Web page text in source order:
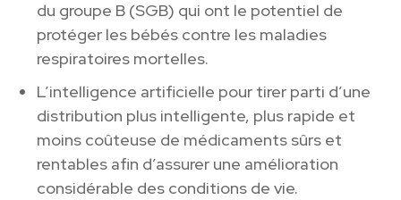
du groupe B (SGB) qui ont le potentiel de
protéger les bébés contre les maladies
respiratoires mortelles.
L’intelligence artificielle pour tirer parti d’une
distribution plus intelligente, plus rapide et
moins coûteuse de médicaments sûrs et
rentables afin d’assurer une amélioration
considérable des conditions de vie.